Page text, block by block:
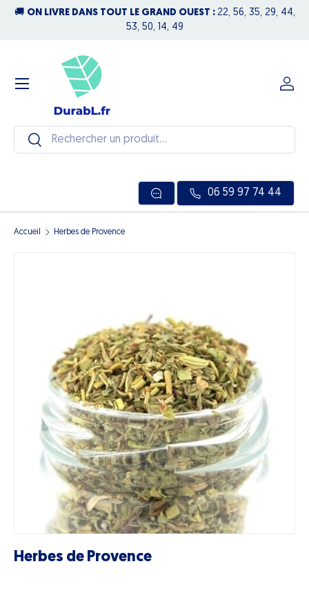
🚚 ON LIVRE DANS TOUT LE GRAND OUEST : 22, 56, 35, 29, 44,
53, 50, 14, 49
Recherche
Rechercher
06 59 97 74 44
Se
Menu
Accueil Herbes de Provence
Herbes de Provence